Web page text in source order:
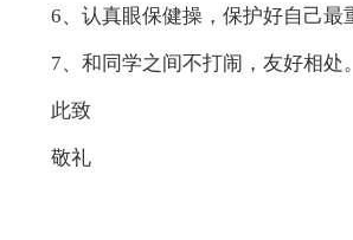
6、认真眼保健操，保护好自己最
7、和同学之间不打闹，友好相处。
此致
敬礼